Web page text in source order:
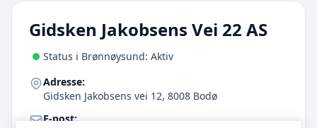
Gidsken Jakobsens Vei 22 AS
Status i Brønnøysund: Aktiv
Adresse:
Gidsken Jakobsens vei 12, 8008 Bodø
E-post: